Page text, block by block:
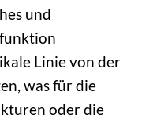
und
Linie von der
was für die
oder die